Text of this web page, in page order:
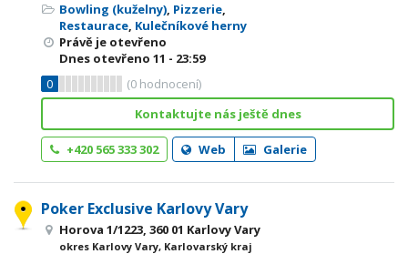
Bowling (kuželny), Pizzerie,
Restaurace, Kulečníkové herny
Právě je otevřeno
Dnes otevřeno 11 - 23:59
0
(0 hodnocení)
Kontaktujte nás ještě dnes
+420 565 333 302 Web Galerie
Poker Exclusive Karlovy Vary
Horova 1/1223, 360 01 Karlovy Vary
okres Karlovy Vary, Karlovarský kraj